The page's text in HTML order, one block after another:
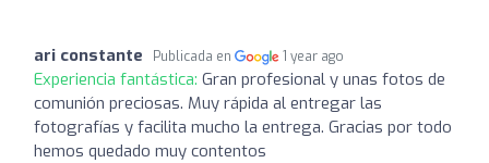
ari constante Publicada en 1 year ago
Experiencia fantástica: Gran profesional y unas fotos de
comunión preciosas. Muy rápida al entregar las
fotografías y facilita mucho la entrega. Gracias por todo
hemos quedado muy contentos